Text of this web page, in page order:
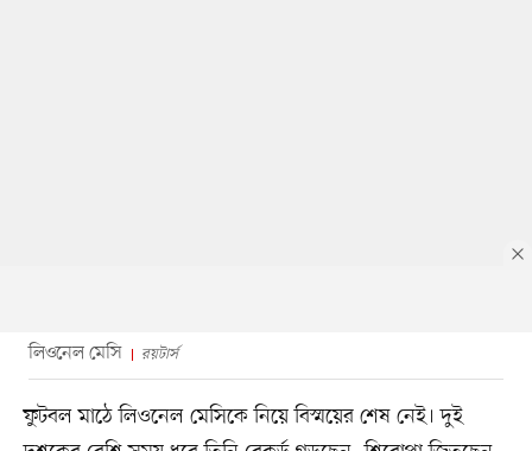
লিওনেল মেসি রয়টার্স
ফুটবল মাঠে লিওনেল মেসিকে নিয়ে বিস্ময়ের শেষ নেই। দুই